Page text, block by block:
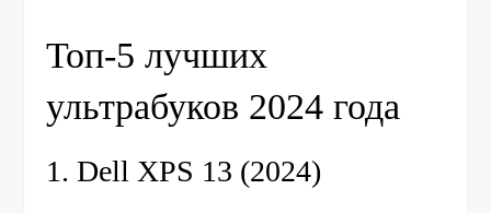
Топ-5 лучших
ультрабуков 2024 года
1. Dell XPS 13 (2024)